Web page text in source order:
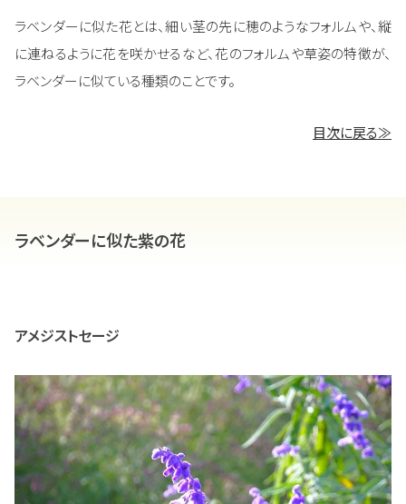
ラベンダーに似た花とは、細い茎の先に穂のようなフォルムや、縦
に連ねるように花を咲かせるなど、花のフォルムや草姿の特徴が、
ラベンダーに似ている種類のことです。
目次に戻る≫
ラベンダーに似た紫の花
アメジストセージ